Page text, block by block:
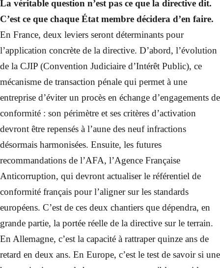
La véritable question n’est pas ce que la directive dit.
C’est ce que chaque État membre décidera d’en faire.
En France, deux leviers seront déterminants pour
l’application concrète de la directive. D’abord, l’évolution
de la CJIP (Convention Judiciaire d’Intérêt Public), ce
mécanisme de transaction pénale qui permet à une
entreprise d’éviter un procès en échange d’engagements de
conformité : son périmètre et ses critères d’activation
devront être repensés à l’aune des neuf infractions
désormais harmonisées. Ensuite, les futures
recommandations de l’AFA, l’Agence Française
Anticorruption, qui devront actualiser le référentiel de
conformité français pour l’aligner sur les standards
européens. C’est de ces deux chantiers que dépendra, en
grande partie, la portée réelle de la directive sur le terrain.
En Allemagne, c’est la capacité à rattraper quinze ans de
retard en deux ans. En Europe, c’est le test de savoir si une